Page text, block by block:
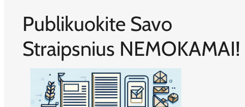
Publikuokite Savo
Straipsnius NEMOKAMAI!